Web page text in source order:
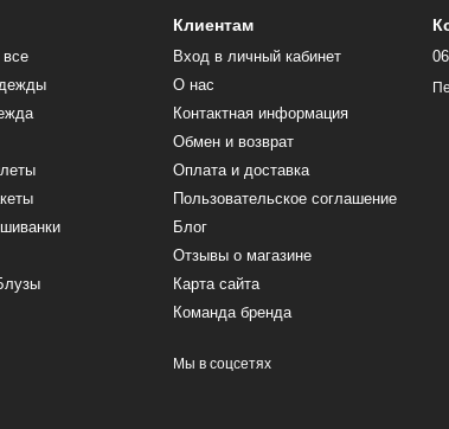
все
Клиентам
Вход в личный кабинет
О нас
Контактная информация
Обмен и возврат
Оплата и доставка
Пользовательское соглашение
Блог
Отзывы о магазине
Карта сайта
Команда бренда
Мы в соцсетях